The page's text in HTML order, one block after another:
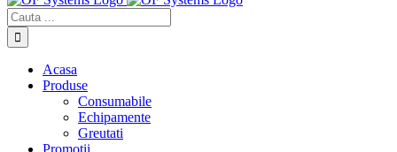
Cautare...
Acasa
Produse
Consumabile
Echipamente
Greutati
Promotii